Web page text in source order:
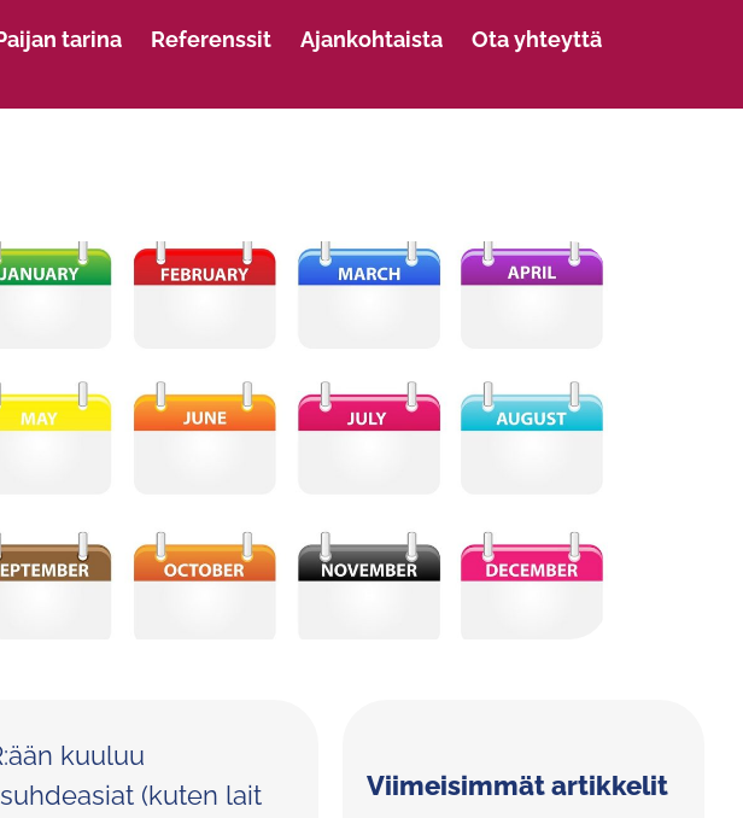
tarina Referenssit Ajankohtaista Ota yhteyttä
kuuluu
(kuten lait
Viimeisimmät artikkelit